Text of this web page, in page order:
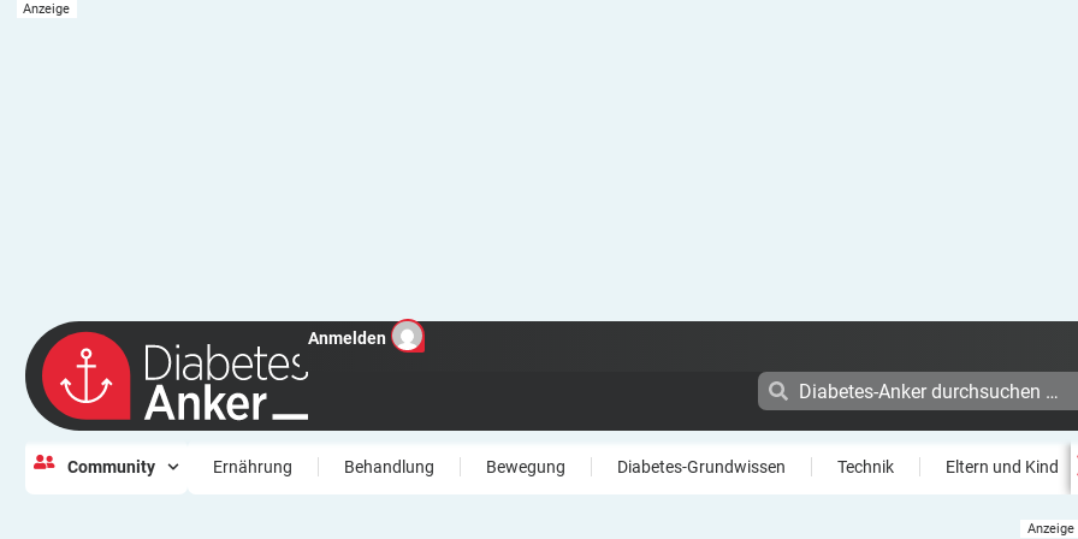
Anmelden
Community Ernährung Behandlung Bewegung Diabetes-Grundwissen Technik Eltern und Kind